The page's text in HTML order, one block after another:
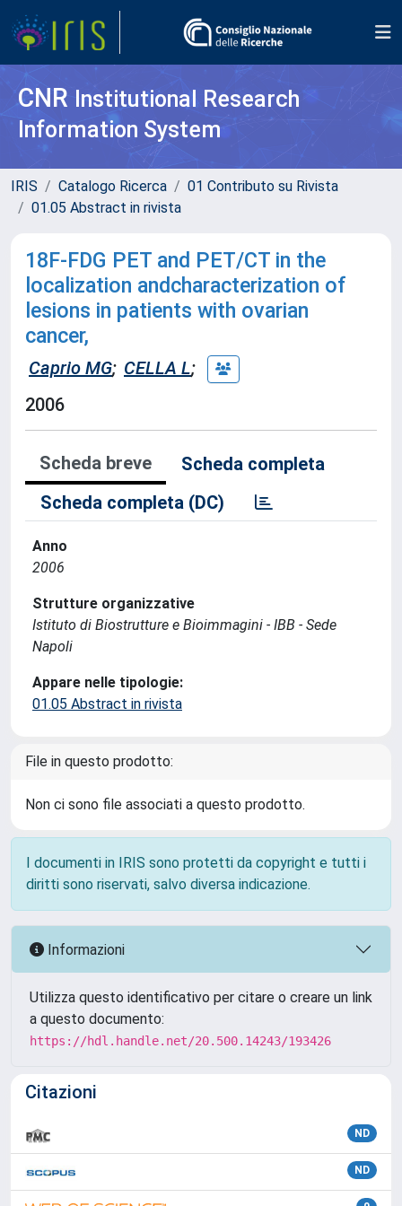
CNR Institutional Research
Information System
IRIS Catalogo Ricerca
01 Contributo su Rivista
01.05 Abstract in rivista
18F-FDG PET and PET/CT in the
localization andcharacterization of
lesions in patients with ovarian
cancer,
Caprio MG; CELLA L;
2006
Scheda breve
Scheda completa
Scheda completa (DC)
Anno
2006
Strutture organizzative
Istituto di Biostrutture e Bioimmagini - IBB - Sede
Napoli
Appare nelle tipologie:
01.05 Abstract in rivista
File in questo prodotto:
Non ci sono file associati a questo prodotto.
I documenti in IRIS sono protetti da copyright e tutti i
diritti sono riservati, salvo diversa indicazione.
Informazioni
Utilizza questo identificativo per citare o creare un link
a questo documento:
https://hdl.handle.net/20.500.14243/193426
Citazioni
ND
ND